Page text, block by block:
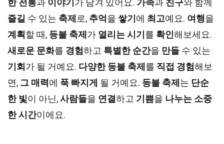
한 전통과 이야기 가 담겨 있어요. 가족과 친구와 함께
즐길 수 있는 축제 로, 추억 을 쌓기 에 최고예요. 여행을
계획 할 때, 등불 축제 가 열리는시기 를 확인해보세요.
새로운 문화를 경험하고 특별한 순간을 만들 수 있는
기회 가 될 거예요. 다양한 등불 축제 를 직접 경험해보
면, 그 매력에 푹 빠지게 될 거예요. 등불 축제 는 단순
한 빛이 아닌,사람들을 연결하고 기쁨을 나누는 소중
한 시간이에요.